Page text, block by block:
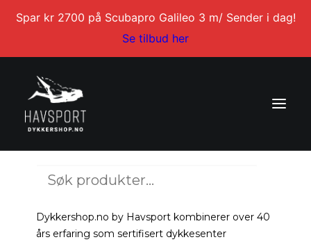
Spar kr 2700 på Scubapro Galileo 3 m/ Sender i dag!
Se tilbud her
DYKKERKURS
SERVICE
3XL/46-47
etter:
Dykkershop.no by Havsport kombinerer over 40
års erfaring som sertifisert dykkesenter